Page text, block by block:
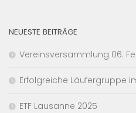
NEUESTE BEITRÄGE
Vereinsversammlung 06.
Erfolgreiche Läufergruppe
ETF Lausanne 2025